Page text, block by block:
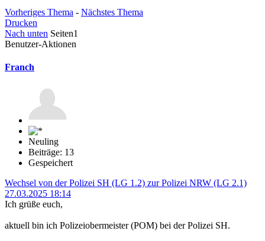
Vorheriges Thema - Nächstes Thema
Drucken
Nach unten Seiten1
Benutzer-Aktionen
Franch
Neuling
Beiträge: 13
Gespeichert
Wechsel von der Polizei SH (LG 1.2) zur Polizei NRW (LG 2.1)
27.03.2025 18:14
Ich grüße euch,
aktuell bin ich Polizeiobermeister (POM) bei der Polizei SH.